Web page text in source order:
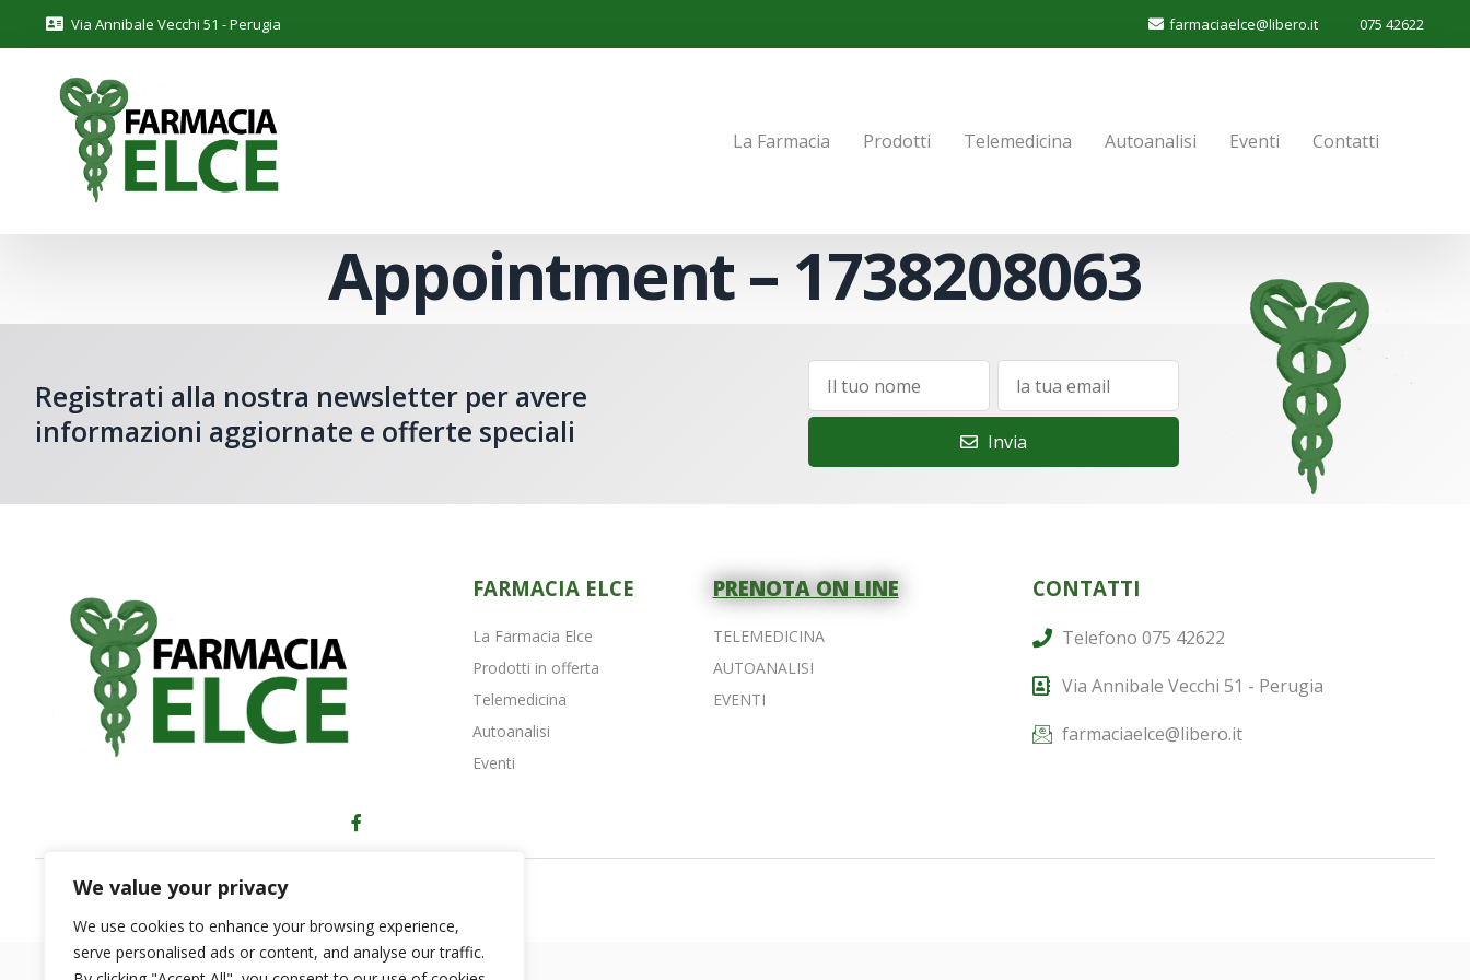
We value your privacy
We use cookies to enhance your browsing experience,
serve personalised ads or content, and analyse our traffic.
Via Annibale Vecchi 51 - Perugia farmaciaelce@libero.it 075 42622
La Farmacia Prodotti Telemedicina Autoanalisi Eventi Contatti
Appointment – 1738208063
Registrati alla nostra newsletter per avere
informazioni aggiornate e offerte speciali
Invia
FARMACIA ELCE
La Farmacia Elce
Prodotti in offerta
Telemedicina
Autoanalisi
Eventi
PRENOTA ON LINE
TELEMEDICINA
AUTOANALISI
EVENTI
CONTATTI
Telefono 075 42622
Via Annibale Vecchi 51 - Perugia
farmaciaelce@libero.it
Copyright © 2023 Farmacia Elce - Perugia